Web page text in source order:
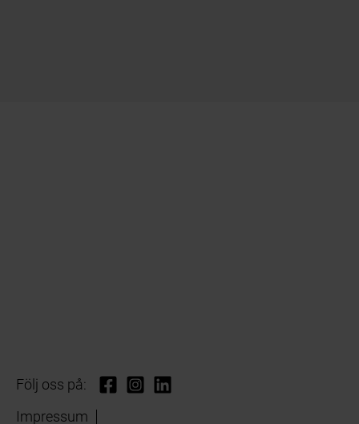
Följ oss på:
Impressum